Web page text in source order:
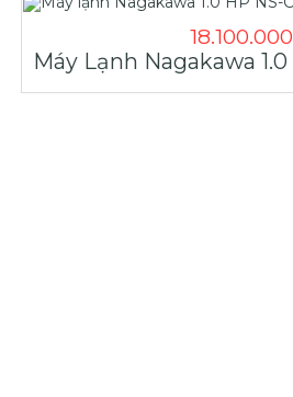
18.100.000